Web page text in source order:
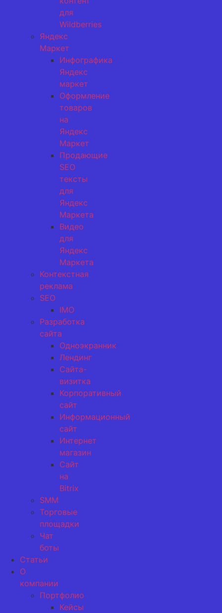
для
Wildberries
Яндекс
Маркет
Инфографика
Яндекс
маркет
Оформление
товаров
на
Яндекс
Маркет
Продающие
SEO
тексты
для
Яндекс
Маркета
Видео
для
Яндекс
Маркета
Контекстная
реклама
SEO
IMO
Разработка
сайта
Одноэкранник
Лендинг
Сайта-
визитка
Корпоративный
сайт
Информационный
сайт
Интернет
магазин
Сайт
на
Bitrix
SMM
Торговые
площадки
Чат
боты
Статьи
О
компании
Портфолио
Кейсы